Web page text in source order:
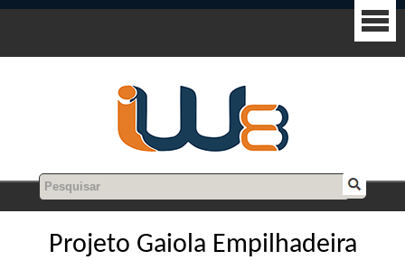
Projeto Gaiola Empilhadeira